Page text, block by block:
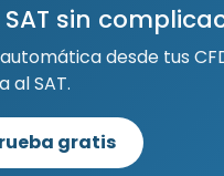
sin
desde tus
al SAT.
gratis